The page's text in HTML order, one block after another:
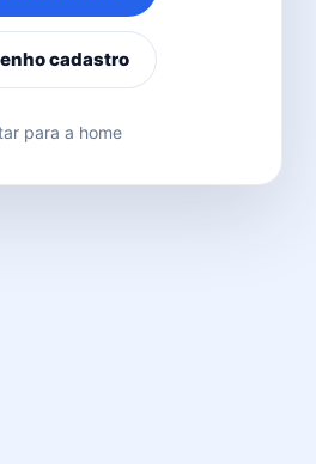
cadastro
para a home